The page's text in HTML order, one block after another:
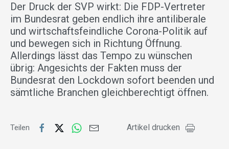
Der Druck der SVP wirkt: Die FDP-Vertreter
im Bundesrat geben endlich ihre antiliberale
und wirtschaftsfeindliche Corona-Politik auf
und bewegen sich in Richtung Öffnung.
Allerdings lässt das Tempo zu wünschen
übrig: Angesichts der Fakten muss der
Bundesrat den Lockdown sofort beenden und
sämtliche Branchen gleichberechtigt öffnen.
Teilen Artikel drucken